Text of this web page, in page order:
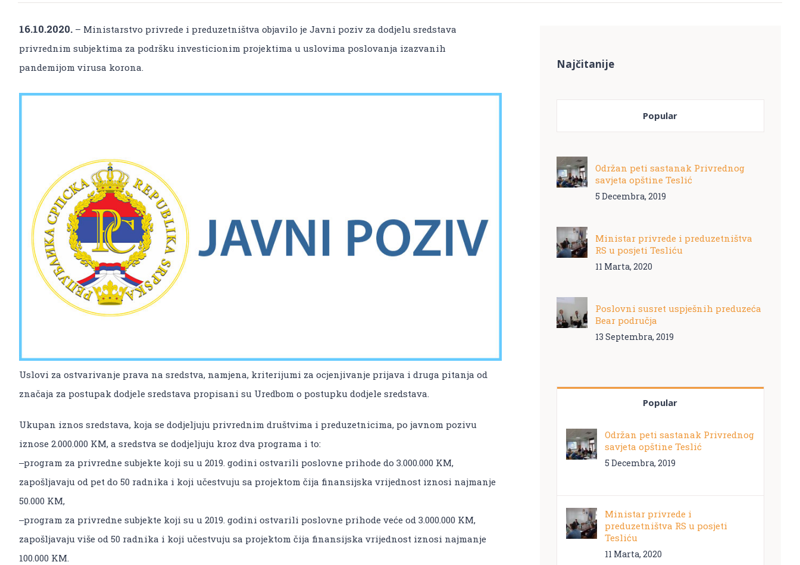
16.10.2020. – Ministarstvo privrede i preduzetništva objavilo je Javni poziv za dodjelu sredstava
privrednim subjektima za podršku investicionim projektima u uslovima poslovanja izazvanih
pandemijom virusa korona.
Uslovi za ostvarivanje prava na sredstva, namjena, kriterijumi za ocjenjivanje prijava i druga pitanja od
značaja za postupak dodjele sredstava propisani su Uredbom o postupku dodjele sredstava.
Ukupan iznos sredstava, koja se dodjeljuju privrednim društvima i preduzetnicima, po javnom pozivu
iznose 2.000.000 KM, a sredstva se dodjeljuju kroz dva programa i to:
‒program za privredne subjekte koji su u 2019. godini ostvarili poslovne prihode do 3.000.000 KM,
zapošljavaju od pet do 50 radnika i koji učestvuju sa projektom čija finansijska vrijednost iznosi najmanje
50.000 KM,
‒program za privredne subjekte koji su u 2019. godini ostvarili poslovne prihode veće od 3.000.000 KM,
zapošljavaju više od 50 radnika i koji učestvuju sa projektom čija finansijska vrijednost iznosi najmanje
100.000 KM.
Najčitanije
Popular
Održan peti sastanak Privrednog
savjeta opštine Teslić
5 Decembra, 2019
Ministar privrede i preduzetništva
RS u posjeti Tesliću
11 Marta, 2020
Poslovni susret uspješnih preduzeća
Bear područja
13 Septembra, 2019
Popular
Održan peti sastanak Privrednog
savjeta opštine Teslić
5 Decembra, 2019
Ministar privrede i
preduzetništva RS u posjeti
Tesliću
11 Marta, 2020